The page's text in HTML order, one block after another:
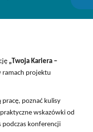
„Twoja Kariera –
ramach projektu
pracę, poznać kulisy
wskazówki od
podczas konferencji